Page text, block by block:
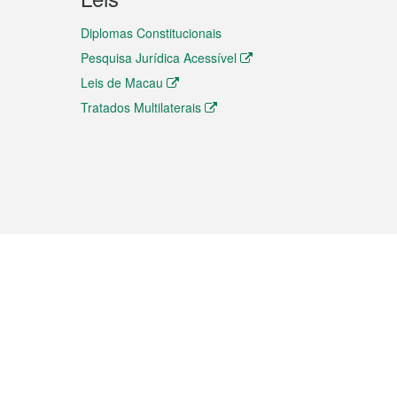
Diplomas Constitucionais
Pesquisa Jurídica Acessível
Leis de Macau
Tratados Multilaterais